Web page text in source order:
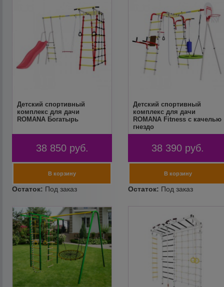
Детский спортивный
комплекс для дачи
ROMANA Богатырь
38 850 руб.
Детский спортивный
комплекс для дачи
ROMANA Fitness с качелью
гнездо
38 390 руб.